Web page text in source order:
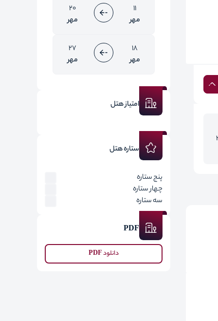
11
مهر
20
مهر
18
مهر
27
مهر
امتیاز هتل
ستاره هتل
پنج ستاره
چهار ستاره
سه ستاره
PDF
دانلود PDF